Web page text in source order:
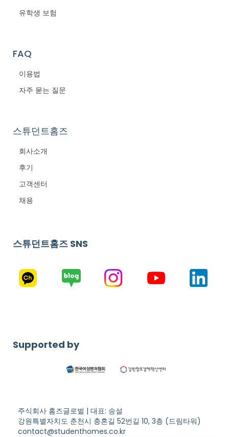
유학생 보험
FAQ
이용법
자주 묻는 질문
스튜던트홈즈
회사소개
후기
고객센터
채용
스튜던트홈즈 SNS
Supported by
주식회사 홈즈글로벌 | 대표: 송설
강원특별자치도 춘천시 충혼길 52번길 10, 3층 (드림타워)
contact@studenthomes.co.kr